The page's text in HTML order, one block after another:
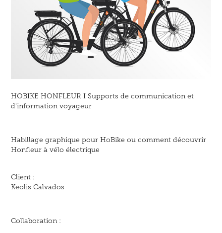
HOBIKE HONFLEUR I Supports de communication et
d'information voyageur
Habillage graphique pour HoBike ou comment découvrir
Honfleur à vélo électrique
Client :
Keolis Calvados
Collaboration :